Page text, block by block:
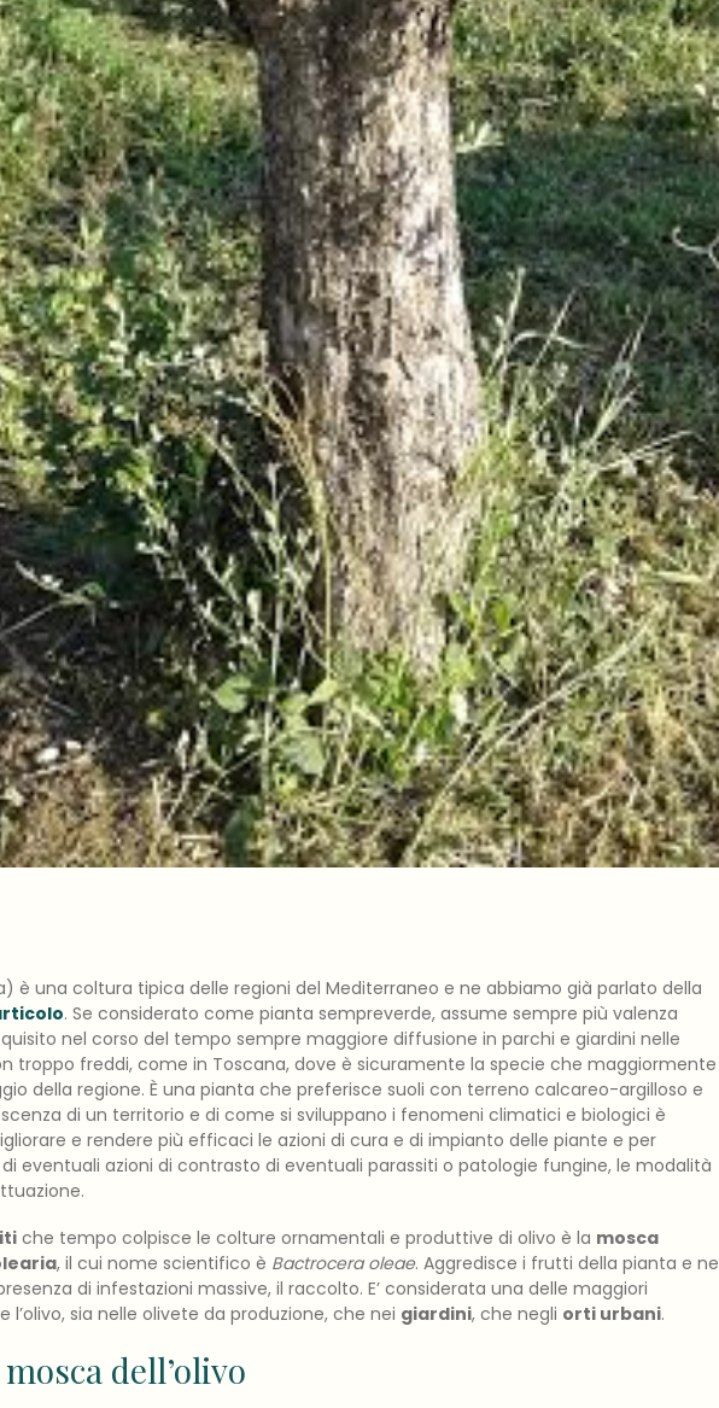
è una coltura tipica delle regioni del Mediterraneo e ne abbiamo già parlato della
. Se considerato come pianta sempreverde, assume sempre più valenza
nel corso del tempo sempre maggiore diffusione in parchi e giardini nelle
troppo freddi, come in Toscana, dove è sicuramente la specie che maggiormente
della regione. È una pianta che preferisce suoli con terreno calcareo-argilloso e
di un territorio e di come si sviluppano i fenomeni climatici e biologici è
e rendere più efficaci le azioni di cura e di impianto delle piante e per
eventuali azioni di contrasto di eventuali parassiti o patologie fungine, le modalità
che tempo colpisce le colture ornamentali e produttive di olivo è la mosca
, il cui nome scientifico è Bactrocera oleae. Aggredisce i frutti della pianta e ne
di infestazioni massive, il raccolto. E’ considerata una delle maggiori
l’olivo, sia nelle olivete da produzione, che nei giardini, che negli orti urbani.
mosca dell’olivo